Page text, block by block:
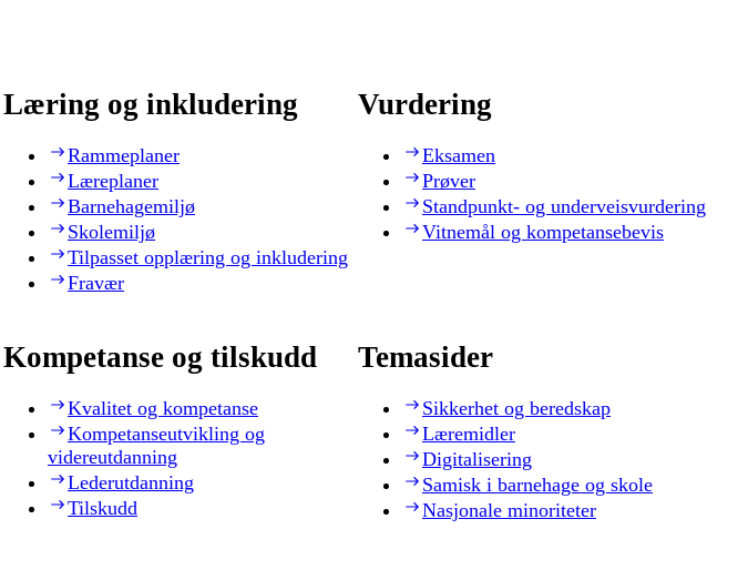
Læring og inkludering
Rammeplaner
Læreplaner
Barnehagemiljø
Skolemiljø
Tilpasset opplæring og inkludering
Fravær
Vurdering
Eksamen
Prøver
Standpunkt- og underveisvurdering
Vitnemål og kompetansebevis
Kompetanse og tilskudd
Kvalitet og kompetanse
Kompetanseutvikling og
videreutdanning
Lederutdanning
Tilskudd
Temasider
Sikkerhet og beredskap
Læremidler
Digitalisering
Samisk i barnehage og skole
Nasjonale minoriteter